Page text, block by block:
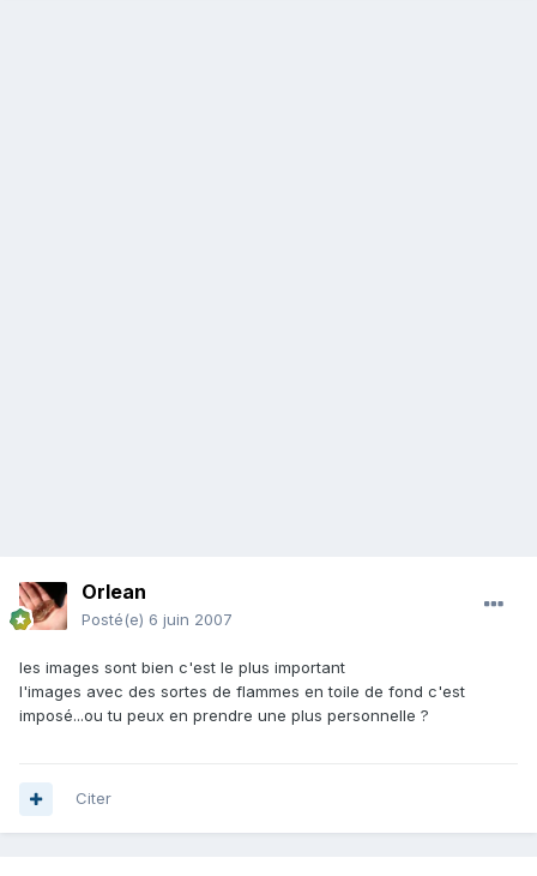
Orlean
Posté(e) 6 juin 2007
les images sont bien c'est le plus important
l'images avec des sortes de flammes en toile de fond c'est
imposé...ou tu peux en prendre une plus personnelle ?
Citer